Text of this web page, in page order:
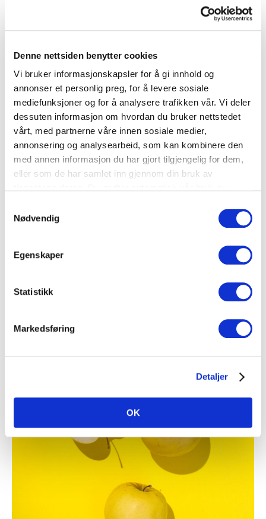
Denne nettsiden benytter cookies
Vi bruker informasjonskapsler for å gi innhold og
annonser et personlig preg, for å levere sosiale
mediefunksjoner og for å analysere trafikken vår. Vi deler
dessuten informasjon om hvordan du bruker nettstedet
vårt, med partnerne våre innen sosiale medier,
annonsering og analysearbeid, som kan kombinere den
med annen informasjon du har gjort tilgjengelig for dem,
eller som de har samlet inn gjennom din bruk av
Nødvendig
Egenskaper
Statistikk
Markedsføring
Detaljer
OK
Oppbevaring
Ha juicen i kjøleskapet på 4 ºC.
Råvarene i Brukopp-leksikonet er hentet fra
boken "Kunsten å ikke kaste mat".